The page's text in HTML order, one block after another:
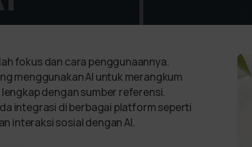
fokus dan cara penggunaannya.
menggunakan AI untuk merangkum
dengan sumber referensi.
integrasi di berbagai platform seperti
interaksi sosial dengan AI.